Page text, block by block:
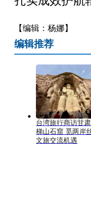
【编辑：杨娜】
编辑推荐
台湾旅行商访甘
梯山石窟 觅两岸
文旅交流机遇